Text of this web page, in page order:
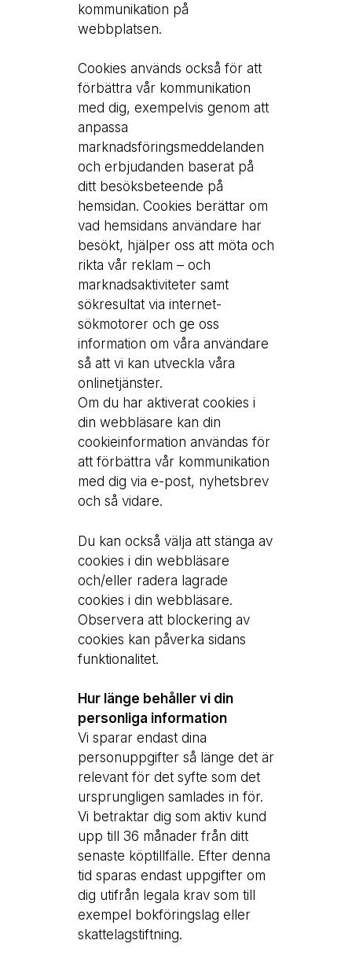
kommunikation på
webbplatsen.
Cookies används också för att
förbättra vår kommunikation
med dig, exempelvis genom att
anpassa
marknadsföringsmeddelanden
och erbjudanden baserat på
ditt besöksbeteende på
hemsidan. Cookies berättar om
vad hemsidans användare har
besökt, hjälper oss att möta och
rikta vår reklam – och
marknadsaktiviteter samt
sökresultat via internet-
sökmotorer och ge oss
information om våra användare
så att vi kan utveckla våra
onlinetjänster.
Om du har aktiverat cookies i
din webbläsare kan din
cookieinformation användas för
att förbättra vår kommunikation
med dig via e-post, nyhetsbrev
och så vidare.
Du kan också välja att stänga av
cookies i din webbläsare
och/eller radera lagrade
cookies i din webbläsare.
Observera att blockering av
cookies kan påverka sidans
funktionalitet.
Hur länge behåller vi din
personliga information
Vi sparar endast dina
personuppgifter så länge det är
relevant för det syfte som det
ursprungligen samlades in för.
Vi betraktar dig som aktiv kund
upp till 36 månader från ditt
senaste köptillfälle. Efter denna
tid sparas endast uppgifter om
dig utifrån legala krav som till
exempel bokföringslag eller
skattelagstiftning.